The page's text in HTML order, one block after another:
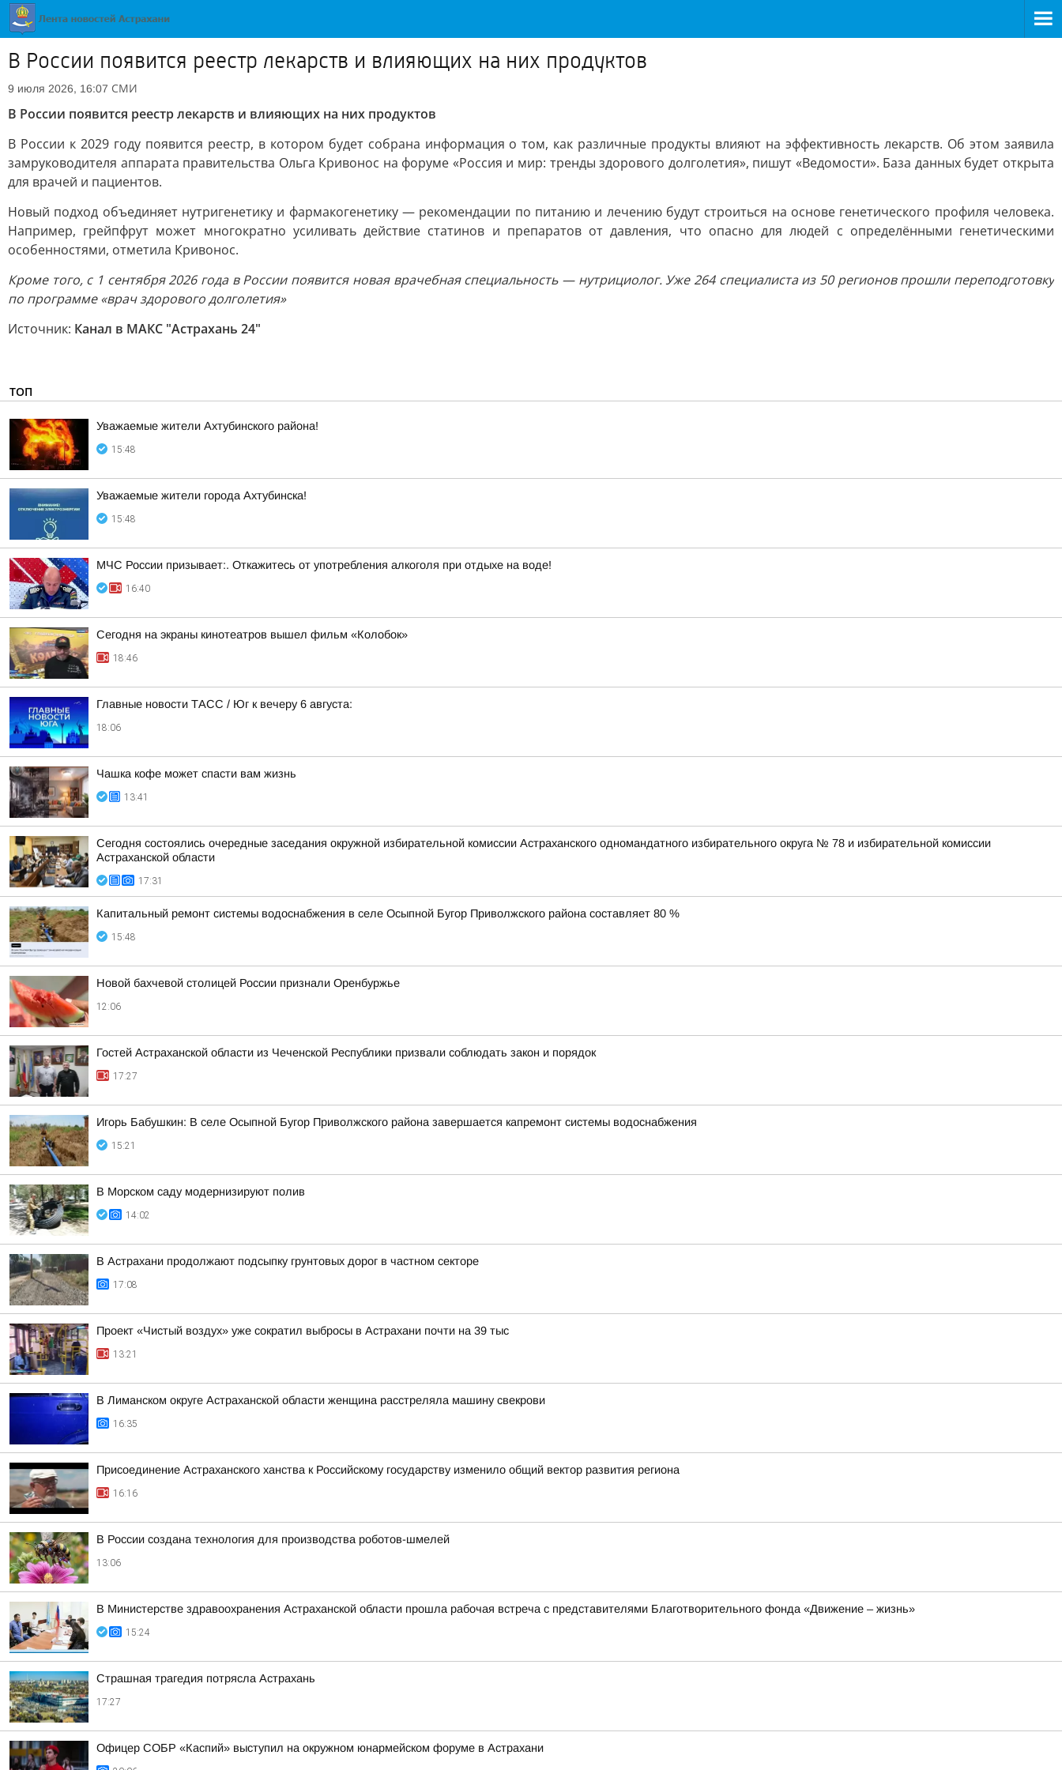
В России появится реестр лекарств и влияющих на них продуктов
9 июля 2026, 16:07 СМИ
В России появится реестр лекарств и влияющих на них продуктов
В России к 2029 году появится реестр, в котором будет собрана информация о том, как различные продукты влияют на эффективность лекарств. Об этом заявила
замруководителя аппарата правительства Ольга Кривонос на форуме «Россия и мир: тренды здорового долголетия», пишут «Ведомости». База данных будет открыта
для врачей и пациентов.
Новый подход объединяет нутригенетику и фармакогенетику — рекомендации по питанию и лечению будут строиться на основе генетического профиля человека.
Например, грейпфрут может многократно усиливать действие статинов и препаратов от давления, что опасно для людей с определёнными генетическими
особенностями, отметила Кривонос.
Кроме того, с 1 сентября 2026 года в России появится новая врачебная специальность — нутрициолог. Уже 264 специалиста из 50 регионов прошли переподготовку
по программе «врач здорового долголетия»
Источник: Канал в МАКС "Астрахань 24"
ТОП
Уважаемые жители Ахтубинского района!
15:48
Уважаемые жители города Ахтубинска!
15:48
МЧС России призывает:. Откажитесь от употребления алкоголя при отдыхе на воде!
16:40
Сегодня на экраны кинотеатров вышел фильм «Колобок»
18:46
Главные новости ТАСС / Юг к вечеру 6 августа:
18:06
Чашка кофе может спасти вам жизнь
13:41
Сегодня состоялись очередные заседания окружной избирательной комиссии Астраханского одномандатного избирательного округа № 78 и избирательной комиссии
Астраханской области
17:31
Капитальный ремонт системы водоснабжения в селе Осыпной Бугор Приволжского района составляет 80 %
15:48
Новой бахчевой столицей России признали Оренбуржье
12:06
Гостей Астраханской области из Чеченской Республики призвали соблюдать закон и порядок
17:27
Игорь Бабушкин: В селе Осыпной Бугор Приволжского района завершается капремонт системы водоснабжения
15:21
В Морском саду модернизируют полив
14:02
В Астрахани продолжают подсыпку грунтовых дорог в частном секторе
17:08
Проект «Чистый воздух» уже сократил выбросы в Астрахани почти на 39 тыс
13:21
В Лиманском округе Астраханской области женщина расстреляла машину свекрови
16:35
Присоединение Астраханского ханства к Российскому государству изменило общий вектор развития региона
16:16
В России создана технология для производства роботов-шмелей
13:06
В Министерстве здравоохранения Астраханской области прошла рабочая встреча с представителями Благотворительного фонда «Движение – жизнь»
15:24
Страшная трагедия потрясла Астрахань
17:27
Офицер СОБР «Каспий» выступил на окружном юнармейском форуме в Астрахани